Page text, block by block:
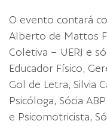
O evento contará
Alberto de Mattos
Coletiva – UERJ e
Educador Físico,
Gol de Letra, Silvia
Psicóloga, Sócia
e Psicomotricista,